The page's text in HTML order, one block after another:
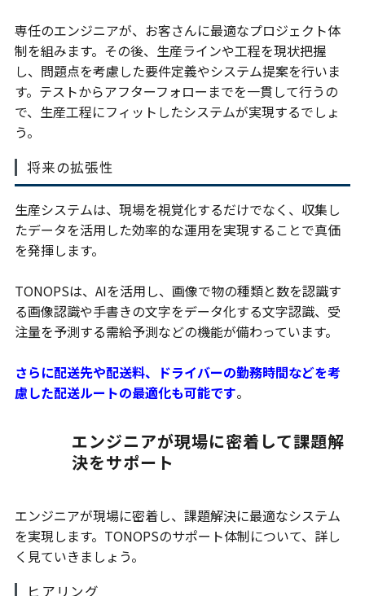
専任のエンジニアが、お客さんに最適なプロジェクト体
制を組みます。その後、生産ラインや工程を現状把握
し、問題点を考慮した要件定義やシステム提案を行いま
す。テストからアフターフォローまでを一貫して行うの
で、生産工程にフィットしたシステムが実現するでしょ
う。
将来の拡張性
生産システムは、現場を視覚化するだけでなく、収集し
たデータを活用した効率的な運用を実現することで真価
を発揮します。
TONOPSは、AIを活用し、画像で物の種類と数を認識す
る画像認識や手書きの文字をデータ化する文字認識、受
注量を予測する需給予測などの機能が備わっています。
さらに配送先や配送料、ドライバーの勤務時間などを考
慮した配送ルートの最適化も可能です。
エンジニアが現場に密着して課題解
決をサポート
エンジニアが現場に密着し、課題解決に最適なシステム
を実現します。TONOPSのサポート体制について、詳し
く見ていきましょう。
ヒアリング